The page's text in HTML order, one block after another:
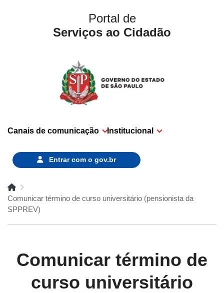
Portal de
Serviços ao Cidadão
Canais de comunicação Institucional
Entrar com o gov.br
Comunicar término de curso universitário (pensionista da
SPPREV)
Comunicar término de
curso universitário